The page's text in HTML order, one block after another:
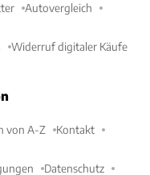
Autovergleich
Widerruf digitaler Käufe
von A-Z Kontakt
Datenschutz